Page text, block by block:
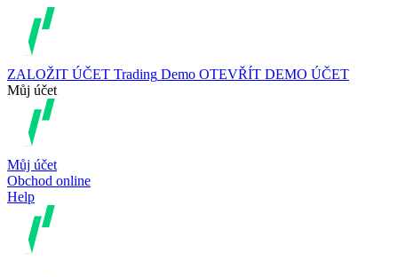
ZALOŽIT ÚČET Trading Demo OTEVŘÍT DEMO ÚČET
Můj účet
Můj účet
Obchod online
Help